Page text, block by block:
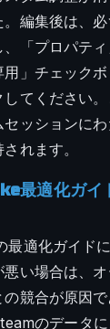
編集後は、
「プロパテ
用」チェック
てください。
ッションに
れます。
最適化ガイ
適化ガイド
い場合は、
競合が原因
のデータに